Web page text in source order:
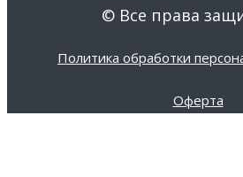
© Все права
Политика обработки
Оферта